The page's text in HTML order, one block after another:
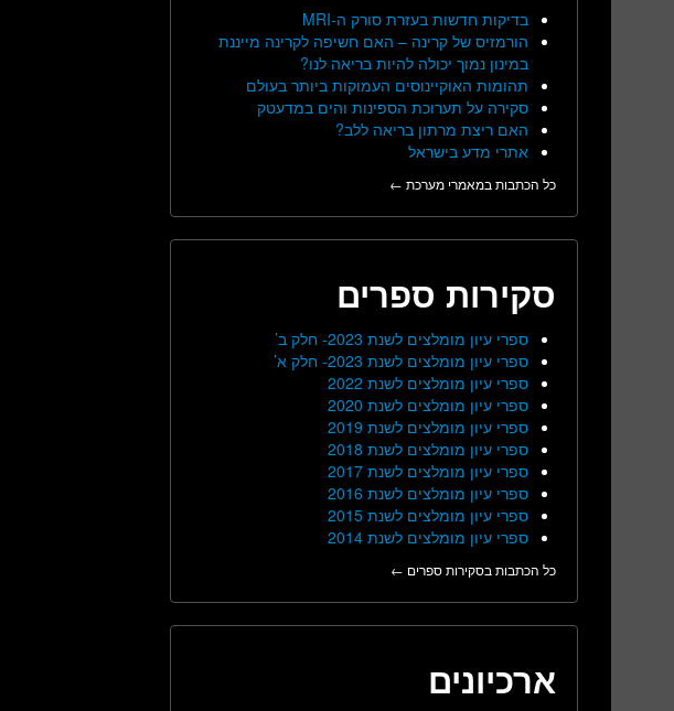
בדיקות חדשות בעזרת סורק ה-MRI
הורמזיס של קרינה – האם חשיפה לקרינה מייננת
במינון נמוך יכולה להיות בריאה לנו?
תהומות האוקיינוסים העמוקות ביותר בעולם
סקירה על תערוכת הספינות והים במדעטק
האם ריצת מרתון בריאה ללב?
אתרי מדע בישראל
כל הכתבות במאמרי מערכת ←
סקירות ספרים
ספרי עיון מומלצים לשנת 2023- חלק ב’
ספרי עיון מומלצים לשנת 2023- חלק א’
ספרי עיון מומלצים לשנת 2022
ספרי עיון מומלצים לשנת 2020
ספרי עיון מומלצים לשנת 2019
ספרי עיון מומלצים לשנת 2018
ספרי עיון מומלצים לשנת 2017
ספרי עיון מומלצים לשנת 2016
ספרי עיון מומלצים לשנת 2015
ספרי עיון מומלצים לשנת 2014
כל הכתבות בסקירות ספרים ←
ארכיונים